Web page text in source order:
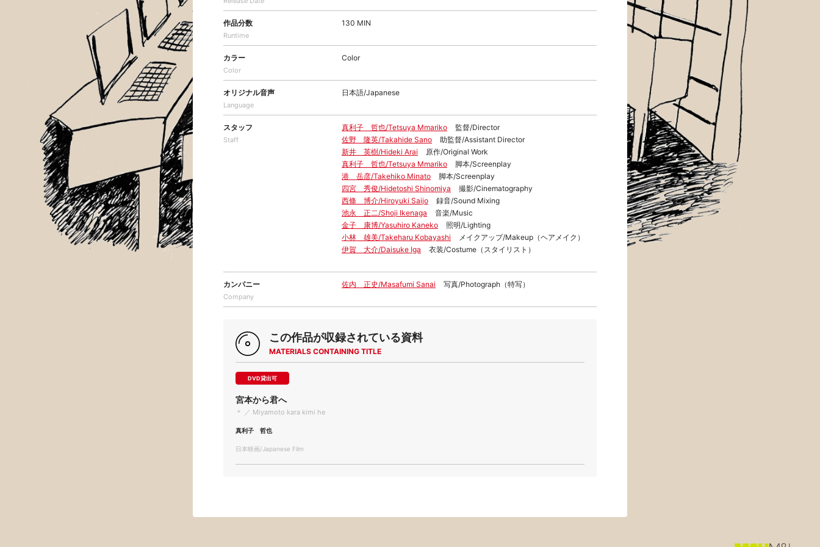
作品分数
Runtime
130 MIN
カラー
Color
Color
オリジナル音声
Language
日本語/Japanese
スタッフ
Staff
真利子 哲也/Tetsuya Mmariko
監督/Director
佐野 隆英/Takahide Sano
助監督/Assistant Director
新井 英樹/Hideki Arai
原作/Original Work
真利子 哲也/Tetsuya Mmariko
脚本/Screenplay
港 岳彦/Takehiko Minato
脚本/Screenplay
四宮 秀俊/Hidetoshi Shinomiya
撮影/Cinematography
西條 博介/Hiroyuki Saijo
録音/Sound Mixing
池永 正二/Shoji Ikenaga
音楽/Music
金子 康博/Yasuhiro Kaneko
照明/Lighting
小林 雄美/Takeharu Kobayashi
メイクアップ/Makeup（ヘアメイク）
伊賀 大介/Daisuke Iga
衣装/Costume（スタイリスト）
カンパニー
Company
佐内 正史/Masafumi Sanai 写真/Photograph（特写）
この作品が収録されている資料
MATERIALS CONTAINING TITLE
DVD貸出可
宮本から君へ
＊ ／ Miyamoto kara kimi he
真利子 哲也
日本映画/Japanese Film